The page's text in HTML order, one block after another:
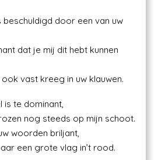
beschuldigd door een van uw
dat je mij dit hebt kunnen
vast kreeg in uw klauwen.
is te dominant,
nog steeds op mijn schoot.
woorden briljant,
een grote vlag in’t rood.